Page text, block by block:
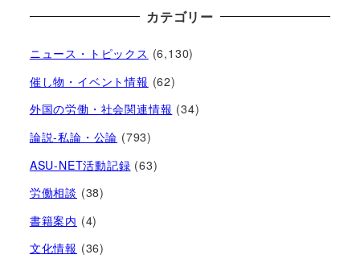
カテゴリー
ニュース・トピックス (6,130)
催し物・イベント情報 (62)
外国の労働・社会関連情報 (34)
論説-私論・公論 (793)
ASU-NET活動記録 (63)
労働相談 (38)
書籍案内 (4)
文化情報 (36)